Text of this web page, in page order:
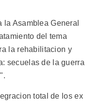
la Asamblea General
del tema
la rehabilitacion y
secuelas de la guerra
total de los ex